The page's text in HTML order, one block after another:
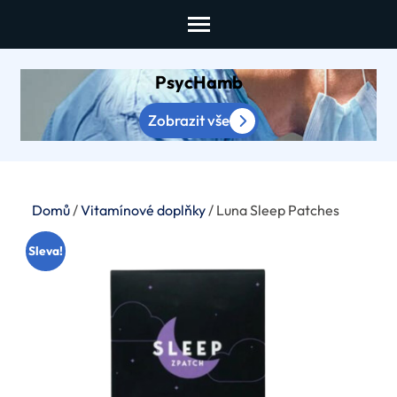
content
PsycHamb
Zobrazit vše
Domů/Vitamínové doplňky/ Luna Sleep Patches
Sleva!